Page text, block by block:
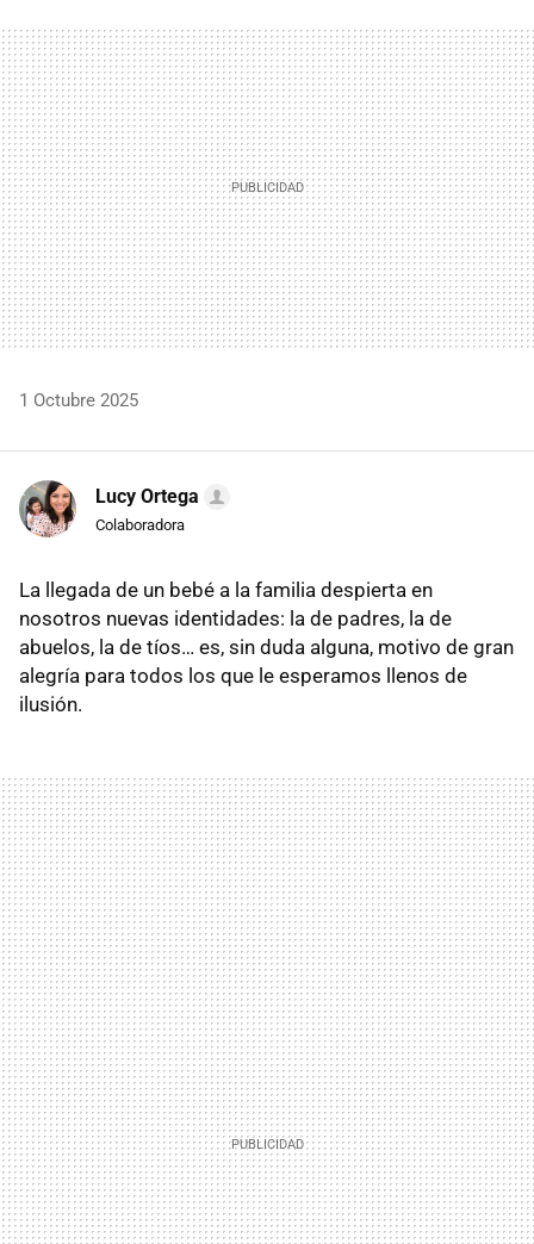
MAIL
1 Octubre 2025
Lucy Ortega
Colaboradora
La llegada de un bebé a la familia despierta en
nosotros nuevas identidades: la de padres, la de
abuelos, la de tíos… es, sin duda alguna, motivo de gran
alegría para todos los que le esperamos llenos de
ilusión.